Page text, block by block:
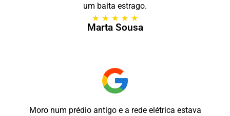
um baita estrago.
★ ★ ★ ★ ★
Marta Sousa
Moro num prédio antigo e a rede elétrica estava